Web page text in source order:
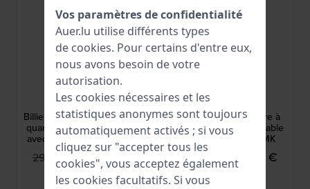
Michael Kors
MK7554
Billie 26 mm Petite montre à
quartz en acier inoxydable
avec finition texturée mate
299,00 € 199,95 €
● En stock
MK4923
Phoebe 36 mm Montre à
quartz en acier inoxydable
avec cadran à logo MK
279,00 € 194,95 €
● En stock
Vos paramètres de confidentialité
Auer.lu utilise différents types
de cookies. Pour certains d'entre eux,
nous avons besoin de votre
autorisation.
Les cookies nécessaires et les
statistiques anonymes sont toujours
automatiquement activés ; si vous
cliquez sur "accepter tous les
cookies", vous acceptez également
les cookies facultatifs. Si vous